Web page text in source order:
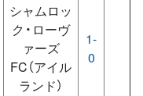
シャムロッ
ク・ローヴ
ァーズ
FC（アイル
ランド）
1-
0